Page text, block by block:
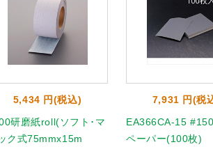
5,434 円(税込)
研磨紙roll(ソフト･マ
ク式75mmx15m
7,931 円(税
EA366CA-15
ペーパー(100枚)